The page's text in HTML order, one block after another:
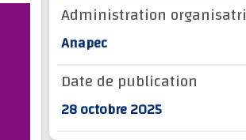
Administration
Anapec
Date de publication
28 octobre 2025